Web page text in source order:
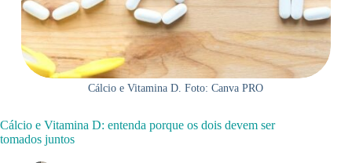
Cálcio e Vitamina D. Foto: Canva PRO
Cálcio e Vitamina D: entenda porque os dois devem ser
tomados juntos